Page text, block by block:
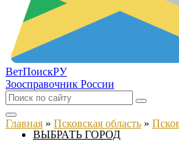
ВетПоискРУ
Зоосправочник России
ВЫБРАТЬ ГОРОД
Главная » Псковская область »